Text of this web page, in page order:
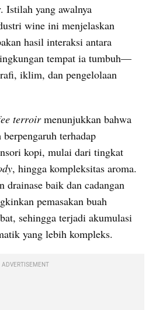
. Istilah yang awalnya
wine ini menjelaskan
hasil interaksi antara
tempat ia tumbuh—
iklim, dan pengelolaan
terroir menunjukkan bahwa
terhadap
kopi, mulai dari tingkat
, hingga kompleksitas aroma.
drainase baik dan cadangan
pemasakan buah
sehingga terjadi akumulasi
yang lebih kompleks.
ADVERTISEMENT